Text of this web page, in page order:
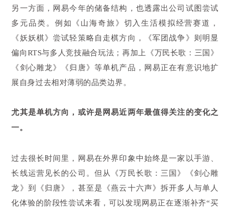
另一方面，网易今年的储备结构，也透露出公司试图尝试
多元品类。例如《山海奇旅》切入生活模拟经营赛道，
《妖妖棋》尝试轻策略自走棋方向，《军团战争》则明显
偏向RTS与多人竞技融合玩法；再加上《万民长歌：三国》
《剑心雕龙》《归唐》等单机产品，网易正在有意识地扩
展自身过去相对薄弱的品类边界。
尤其是单机方向，或许是网易近两年最值得关注的变化之
一。
过去很长时间里，网易在外界印象中始终是一家以手游、
长线运营见长的公司。但从《万民长歌：三国》《剑心雕
龙》到《归唐》，甚至是《燕云十六声》拆开多人与单人
化体验的阶段性尝试来看，可以发现网易正在逐渐补齐“买